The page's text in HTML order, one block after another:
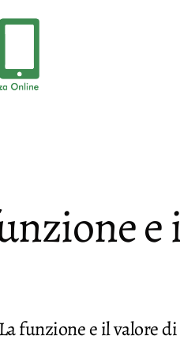
e
La funzione e il valore di